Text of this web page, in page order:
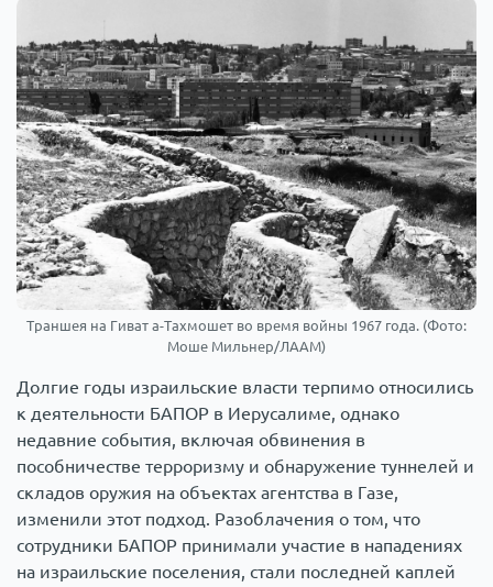
Траншея на Гиват а-Тахмошет во время войны 1967 года. (Фото:
Моше Мильнер/ЛААМ)
Долгие годы израильские власти терпимо относились
к деятельности БАПОР в Иерусалиме, однако
недавние события, включая обвинения в
пособничестве терроризму и обнаружение туннелей и
складов оружия на объектах агентства в Газе,
изменили этот подход. Разоблачения о том, что
сотрудники БАПОР принимали участие в нападениях
на израильские поселения, стали последней каплей